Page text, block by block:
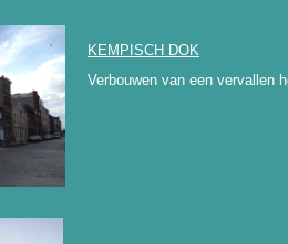
KEMPISCH DOK
Verbouwen van een vervallen